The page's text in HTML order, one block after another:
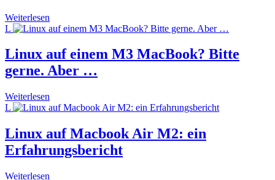
Weiterlesen
L
Linux auf einem M3 MacBook? Bitte
gerne. Aber …
Weiterlesen
L
Linux auf Macbook Air M2: ein
Erfahrungsbericht
Weiterlesen